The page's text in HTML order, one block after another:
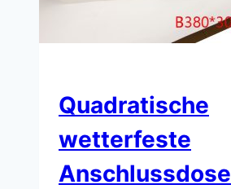
Quadratische
wetterfeste
Anschlussdose